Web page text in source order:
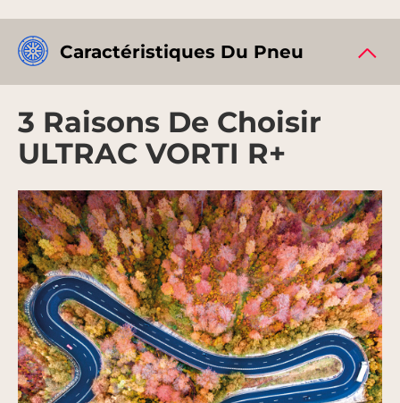
Caractéristiques Du Pneu
3 Raisons De Choisir
ULTRAC VORTI R+